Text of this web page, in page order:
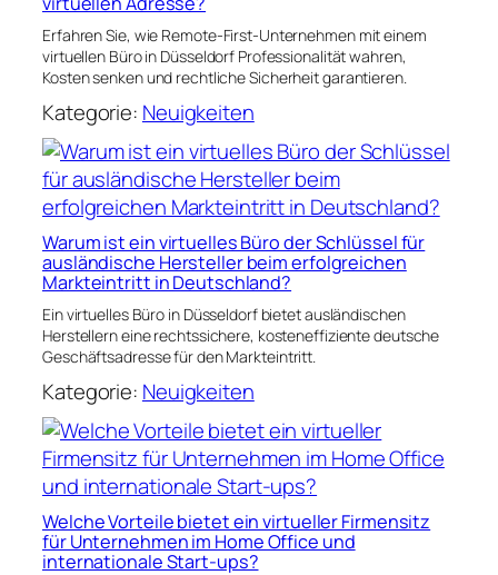
Erfahren Sie, wie Remote-First-Unternehmen mit einem
virtuellen Büro in Düsseldorf Professionalität wahren,
Kosten senken und rechtliche Sicherheit garantieren.
Kategorie: Neuigkeiten
Warum ist ein virtuelles Büro der Schlüssel für
ausländische Hersteller beim erfolgreichen
Markteintritt in Deutschland?
Ein virtuelles Büro in Düsseldorf bietet ausländischen
Herstellern eine rechtssichere, kosteneffiziente deutsche
Geschäftsadresse für den Markteintritt.
Kategorie: Neuigkeiten
Welche Vorteile bietet ein virtueller Firmensitz
für Unternehmen im Home Office und
internationale Start-ups?